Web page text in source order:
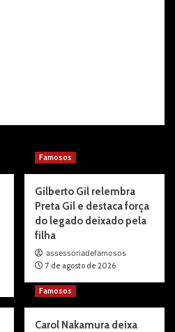
Famosos
Gilberto Gil relembra
Preta Gil e destaca força
do legado deixado pela
filha
assessoriadefamosos
7 de agosto de 2026
Famosos
Carol Nakamura deixa